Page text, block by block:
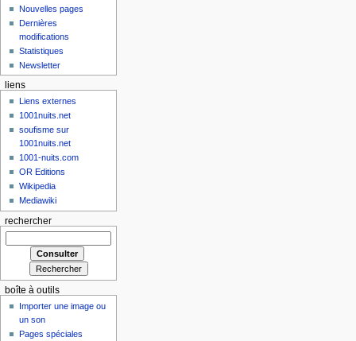
Nouvelles pages
Dernières
modifications
Statistiques
Newsletter
liens
Liens externes
1001nuits.net
soufisme sur
1001nuits.net
1001-nuits.com
OR Editions
Wikipedia
Mediawiki
rechercher
boîte à outils
Importer une image ou
un son
Pages spéciales